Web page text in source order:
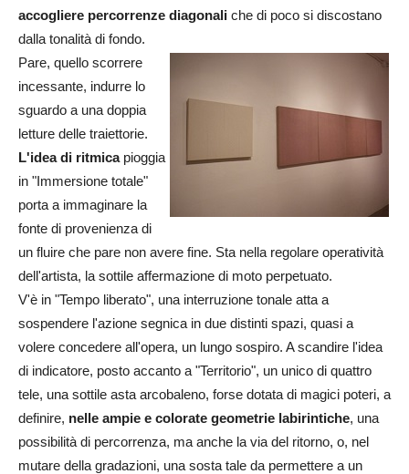
accogliere percorrenze diagonali che di poco si discostano
dalla tonalità di fondo.
Pare, quello scorrere
incessante, indurre lo
sguardo a una doppia
letture delle traiettorie.
L'idea di ritmicapioggia
in "Immersione totale"
porta a immaginare la
fonte di provenienza di
un fluire che pare non avere fine. Sta nella regolare operatività
dell'artista, la sottile affermazione di moto perpetuato.
V'è in "Tempo liberato", una interruzione tonale atta a
sospendere l'azione segnica in due distinti spazi, quasi a
volere concedere all'opera, un lungo sospiro. A scandire l'idea
di indicatore, posto accanto a "Territorio", un unico di quattro
tele, una sottile asta arcobaleno, forse dotata di magici poteri, a
definire, nelle ampie e colorate geometrie labirintiche, una
possibilità di percorrenza, ma anche la via del ritorno, o, nel
mutare della gradazioni, una sosta tale da permettere a un